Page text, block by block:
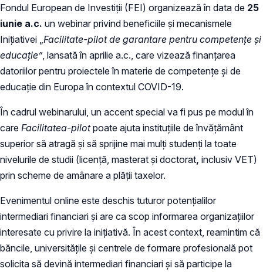
Fondul European de Investiții (FEI) organizează în data de 25
iunie a.c. un webinar privind beneficiile și mecanismele
Inițiativei „ Facilitate-pilot de garantare pentru competențe și
educație”, lansată în aprilie a.c., care vizează finanțarea
datoriilor pentru proiectele în materie de competențe și de
educație din Europa în contextul COVID-19.
În cadrul webinarului, un accent special va fi pus pe modul în
care Facilitatea-pilotpoate ajuta instituțiile de învățământ
superior să atragă și să sprijine mai mulți studenți la toate
nivelurile de studii (licență, masterat și doctorat, inclusiv VET)
prin scheme de amânare a plății taxelor.
Evenimentul online este deschis tuturor potențialilor
intermediari financiari și are ca scop informarea organizațiilor
interesate cu privire la inițiativă. În acest context, reamintim că
băncile, universitățile și centrele de formare profesională pot
solicita să devină intermediari financiari și să participe la